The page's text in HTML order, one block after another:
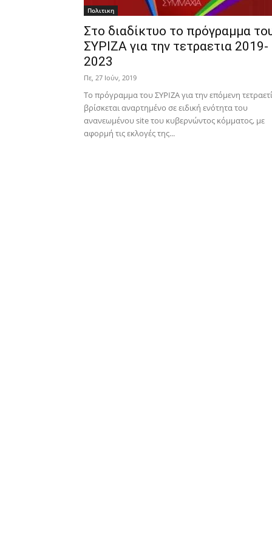
Πολιτικη
Στο διαδίκτυο το πρόγραμμα
ΣΥΡΙΖΑ για την τετραετια 2019-
2023
Πε, 27 Ιούν, 2019
Το πρόγραμμα του ΣΥΡΙΖΑ για την επόμενη
βρίσκεται αναρτημένο σε ειδική ενότητα του
ανανεωμένου site του κυβερνώντος κόμματος, με
αφορμή τις εκλογές της...